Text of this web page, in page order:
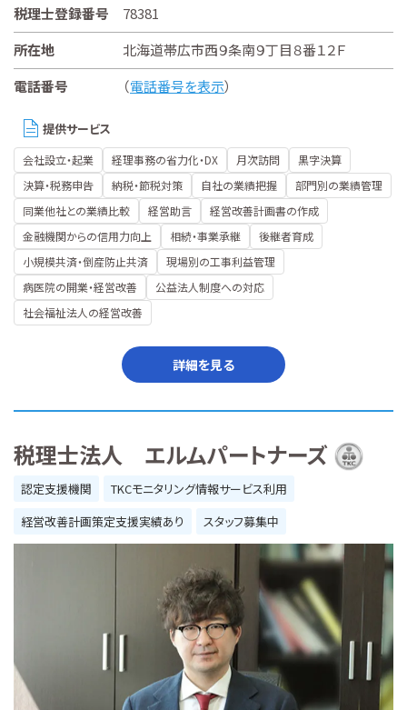
税理士登録番号
78381
所在地
北海道帯広市西９条南９丁目８番１２Ｆ
電話番号
（電話番号を表示）
提供サービス
会社設立・起業 経理事務の省力化・DX 月次訪問
黒字決算
決算・税務申告
納税・節税対策 自社の業績把握
部門別の業績管理
同業他社との業績比較
経営助言
経営改善計画書の作成
金融機関からの信用力向上
相続・事業承継
後継者育成
小規模共済・倒産防止共済
現場別の工事利益管理
病医院の開業・経営改善
公益法人制度への対応
社会福祉法人の経営改善
詳細を見る
税理士法人 エルムパートナーズ
認定支援機関
TKCモニタリング情報サービス利用
経営改善計画策定支援実績あり
スタッフ募集中